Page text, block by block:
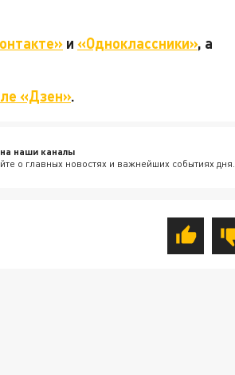
и «Одноклассники», а
«Дзен».
наши каналы
о главных новостях и важнейших событиях дня.